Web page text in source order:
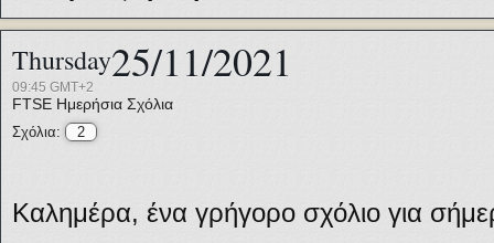
Thursday25/11/2021
09:45 GMT+2
FTSE Ημερήσια Σχόλια
Σχόλια: 2
Καλημέρα, ένα γρήγορο σχόλιο για